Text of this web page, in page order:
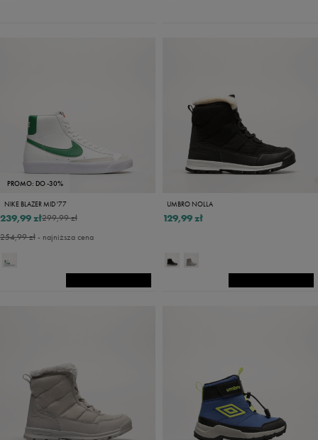
PROMO: DO -30%
NIKE BLAZER MID '77
299,99 zł
239,99 zł
254,99 zł- najniższa cena
UMBRO NOLLA
129,99 zł